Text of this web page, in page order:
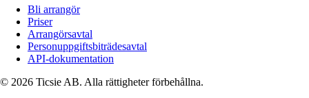
Bli arrangör
Priser
Arrangörsavtal
Personuppgiftsbiträdesavtal
API-dokumentation
© 2026 Ticsie AB. Alla rättigheter förbehållna.